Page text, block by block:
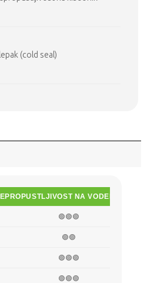
(cold seal)
NA VODENU PARU
🟢🟢🟢
🟢🟢
🟢🟢🟢
🟢🟢🟢